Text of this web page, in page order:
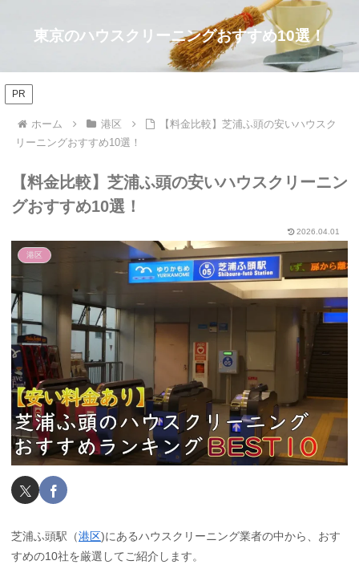
東京のハウスクリーニングおすすめ10選！
PR
ホーム 港区
【料金比較】芝浦ふ頭の安いハウスク
リーニングおすすめ10選！
【料金比較】芝浦ふ頭の安いハウスクリーニン
グおすすめ10選！
2026.04.01
港区
芝浦ふ頭駅（港区)にあるハウスクリーニング業者の中から、おす
すめの10社を厳選してご紹介します。